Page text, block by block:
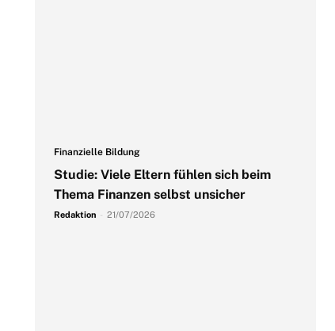
Finanzielle Bildung
Studie: Viele Eltern fühlen sich beim
Thema Finanzen selbst unsicher
Redaktion 21/07/2026